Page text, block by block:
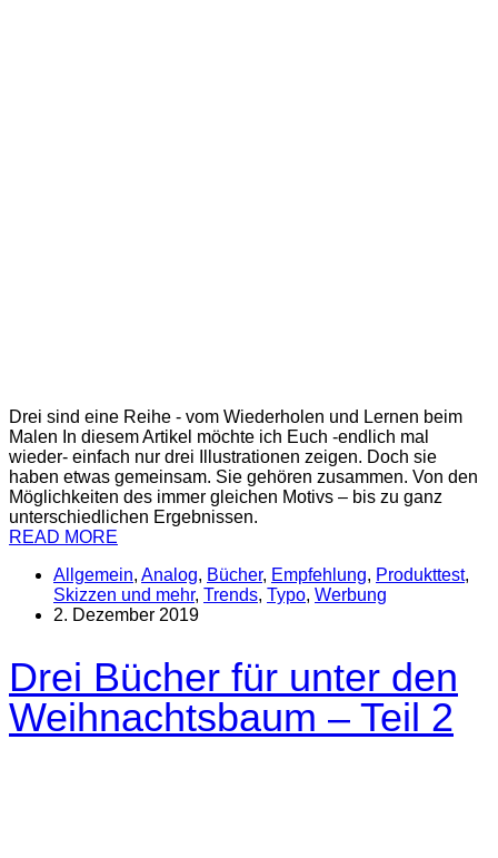
Drei sind eine Reihe - vom Wiederholen und Lernen beim
Malen In diesem Artikel möchte ich Euch -endlich mal
wieder- einfach nur drei Illustrationen zeigen. Doch sie
haben etwas gemeinsam. Sie gehören zusammen. Von den
Möglichkeiten des immer gleichen Motivs – bis zu ganz
unterschiedlichen Ergebnissen.
READ MORE
Allgemein, Analog, Bücher, Empfehlung, Produkttest,
Skizzen und mehr, Trends, Typo, Werbung
2. Dezember 2019
Drei Bücher für unter den
Weihnachtsbaum – Teil 2